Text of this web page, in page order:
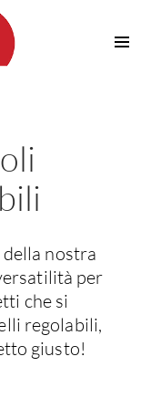
Irrigazione
in Legno
Pergole
Giardinaggio
Piante
Luce
nostra
per
che si
regolabili,
giusto!